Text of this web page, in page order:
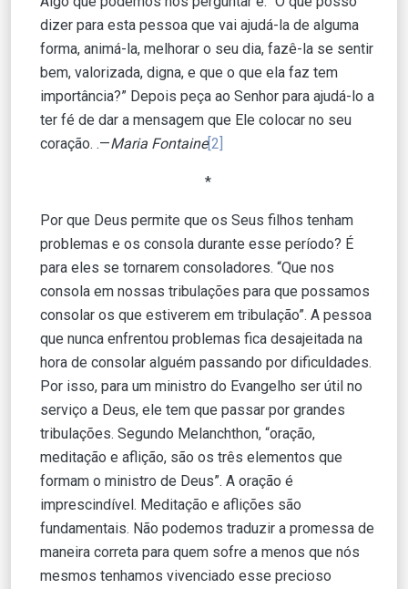
dizer para esta pessoa que vai ajudá-la de alguma
forma, animá-la, melhorar o seu dia, fazê-la se sentir
bem, valorizada, digna, e que o que ela faz tem
importância?” Depois peça ao Senhor para ajudá-lo a
ter fé de dar a mensagem que Ele colocar no seu
coração. .—Maria Fontaine[2]
*
Por que Deus permite que os Seus filhos tenham
problemas e os consola durante esse período? É
para eles se tornarem consoladores. “Que nos
consola em nossas tribulações para que possamos
consolar os que estiverem em tribulação”. A pessoa
que nunca enfrentou problemas fica desajeitada na
hora de consolar alguém passando por dificuldades.
Por isso, para um ministro do Evangelho ser útil no
serviço a Deus, ele tem que passar por grandes
tribulações. Segundo Melanchthon, “oração,
meditação e aflição, são os três elementos que
formam o ministro de Deus”. A oração é
imprescindível. Meditação e aflições são
fundamentais. Não podemos traduzir a promessa de
maneira correta para quem sofre a menos que nós
mesmos tenhamos vivenciado esse precioso